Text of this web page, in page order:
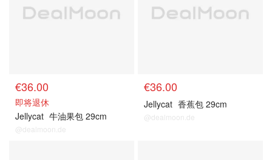
€36.00
即将退休
Jellycat 牛油果包 29cm
@dealmoon.de
€36.00
Jellycat 香蕉包 29cm
@dealmoon.de